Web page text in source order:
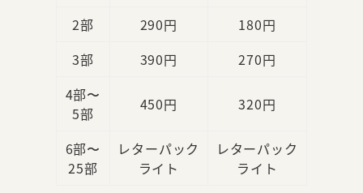
2部
290円
180円
3部
390円
270円
4部〜
5部
450円 320円
6部〜
25部
レターパック
ライト
レターパック
ライト